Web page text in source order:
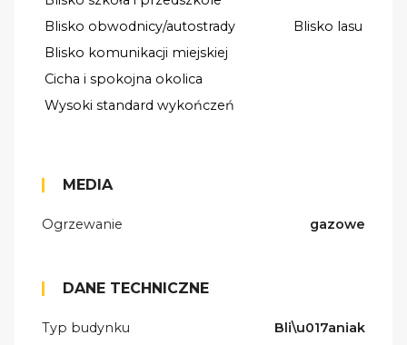
Blisko obwodnicy/autostrady
Blisko lasu
Blisko komunikacji miejskiej
Cicha i spokojna okolica
Wysoki standard wykończeń
MEDIA
Ogrzewanie gazowe
DANE TECHNICZNE
Typ budynku
Bli\u017aniak